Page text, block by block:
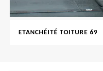
ETANCHÉITÉ TOITURE 69